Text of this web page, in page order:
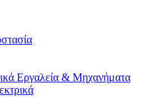
Εργαλεία & Μηχανήματα